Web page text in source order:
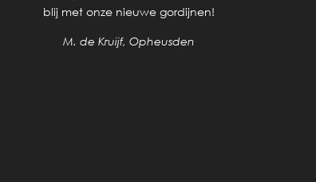
blij met onze nieuwe gordijnen!
M. de Kruijf, Opheusden